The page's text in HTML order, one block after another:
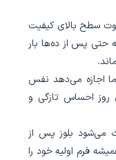
سطح بالای کیفیت
حتی پس از ده‌ها بار
اجازه می‌دهد نفس
احساس تازگی و
می‌شود بلوز پس از
فرم اولیه خود را